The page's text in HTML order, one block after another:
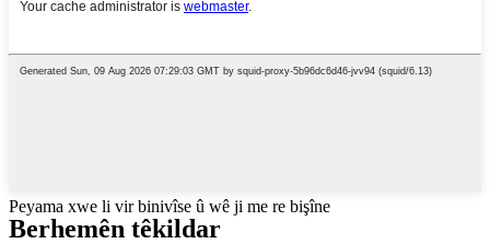
Peyama xwe li vir binivîse û wê ji me re bişîne
Berhemên têkildar